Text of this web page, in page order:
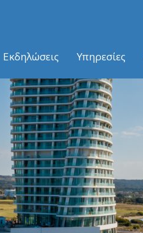
Εκδηλώσεις Υπηρεσίες